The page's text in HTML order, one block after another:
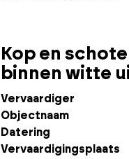
Kop en
binnen witte
Vervaardiger
Objectnaam
Datering
Vervaardigingsplaats